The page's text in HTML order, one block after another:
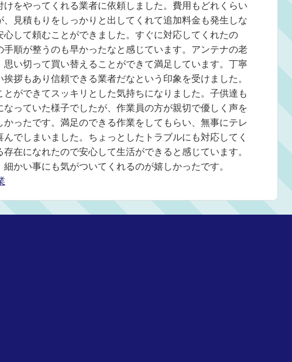
けをやってくれる業者に依頼しました。費用もどれくらい
見積もりをしっかりと出してくれて追加料金も発生しな
心して頼むことができました。すぐに対応してくれたの
手順が整うのも早かったなと感じています。アンテナの老
思い切って買い替えることができて満足しています。丁寧
拶もあり信頼できる業者だなという印象を受けました。
ができてスッキリとした気持ちになりました。子供達も
なっていた様子でしたが、作業員の方が親切で優しく声を
ったです。満足のできる作業をしてもらい、無事にテレ
んでしまいました。ちょっとしたトラブルにも対応してく
在になれたので安心して生活ができると感じています。
かい事にも気がついてくれるのが嬉しかったです。